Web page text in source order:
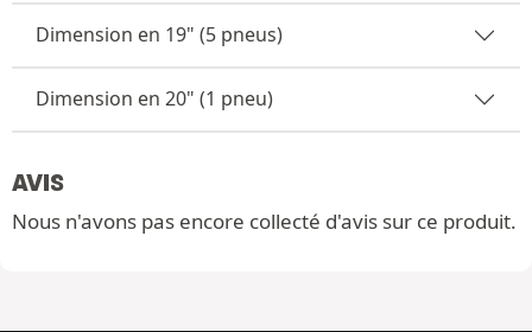
Dimension en 19" (5 pneus)
Dimension en 20" (1 pneu)
AVIS
Nous n'avons pas encore collecté d'avis sur ce produit.